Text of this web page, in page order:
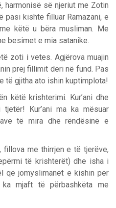
harmonisë së njeriut me Zotin
pasi kishte filluar Ramazani, e
këtë u bëra musliman. Me
besimet e mia satanike.
zoti i vetes. Agjërova muajin
prej fillimit deri në fund. Pas
të gjitha ato ishin kuptimplota!
këtë krishterimi. Kur’ani dhe
Kur’ani ma ka mësuar
të mira dhe rëndësinë e
me thirrjen e të tjerëve,
të krishterët) dhe isha i
që jomyslimanët e kishin për
mjaft të përbashkëta me